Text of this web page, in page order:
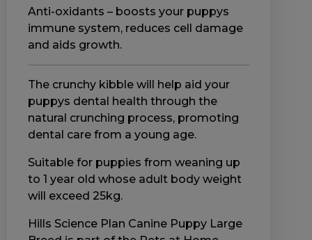
Anti-oxidants – boosts your puppys
immune system, reduces cell damage
and aids growth.
The crunchy kibble will help aid your
puppys dental health through the
natural crunching process, promoting
dental care from a young age.
Suitable for puppies from weaning up
to 1 year old whose adult body weight
will exceed 25kg.
Hills Science Plan Canine Puppy Large